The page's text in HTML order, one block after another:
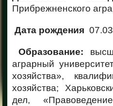
Прибрежненского
Дата рождения
Образование:
аграрный
хозяйства»,
хозяйства;
дел,